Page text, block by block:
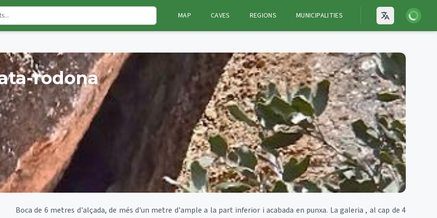
MAP CAVES REGIONS MUNICIPALITIES Open
Login
rodona
Boca de 6 metres d'alçada, de més d'un metre d'ample a la part inferior i acabada en punxa. La galeria , al cap de 4